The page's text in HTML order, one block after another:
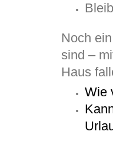
Noch
sind –
Haus
Wie